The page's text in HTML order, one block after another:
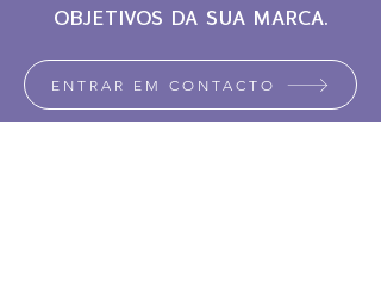
OBJETIVOS DA SUA MARCA.
ENTRAR EM CONTACTO